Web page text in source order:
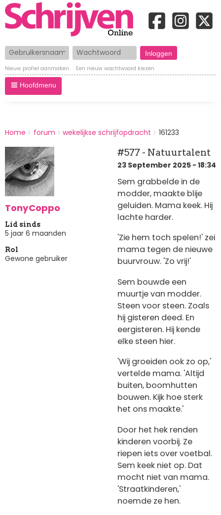
Gebruikersnaam Wachtwoord
Nieuw profiel aanmaken Een nieuw wachtwoord kiezen
Hoofdmenu
BREADCRUMBS
You
here:
Home forum wekelijkse schrijfopdracht 161233
TonyCoppo
Lid sinds
5 jaar 6 maanden
Rol
Gewone gebruiker
#577 - Natuurtalent
23 September 2025 - 18:34
Sem grabbelde in de
modder, maakte blije
geluiden. Mama keek. Hij
lachte harder.
'Zie hem toch spelen!' zei
mama tegen de nieuwe
buurvrouw. 'Zo vrij!'
Sem bouwde een
muurtje van modder.
Steen voor steen. Zoals
hij gisteren deed. En
eergisteren. Hij kende
elke steen hier.
'Wij groeiden ook zo op,'
vertelde mama. 'Altijd
buiten, boomhutten
bouwen. Kijk hoe sterk
het ons maakte.'
Door het hek renden
kinderen voorbij. Ze
riepen iets over voetbal.
Sem keek niet op. Dat
mocht niet van mama.
'Straatkinderen,'
noemde ze hen.